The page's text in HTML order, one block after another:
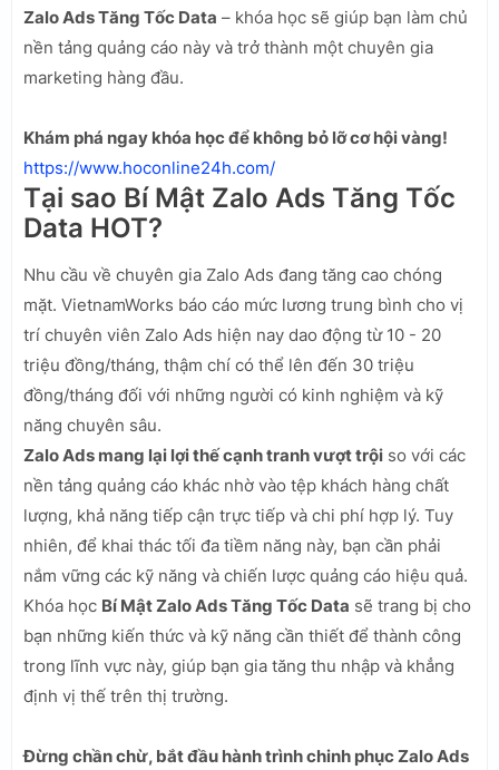
Zalo Ads Tăng Tốc Data – khóa học sẽ giúp bạn làm chủ
nền tảng quảng cáo này và trở thành một chuyên gia
marketing hàng đầu.
Khám phá ngay khóa học để không bỏ lỡ cơ hội vàng!
https://www.hoconline24h.com/
Tại sao Bí Mật Zalo Ads Tăng Tốc
Data HOT?
Nhu cầu về chuyên gia Zalo Ads đang tăng cao chóng
mặt. VietnamWorks báo cáo mức lương trung bình cho vị
trí chuyên viên Zalo Ads hiện nay dao động từ 10 - 20
triệu đồng/tháng, thậm chí có thể lên đến 30 triệu
đồng/tháng đối với những người có kinh nghiệm và kỹ
năng chuyên sâu.
Zalo Ads mang lại lợi thế cạnh tranh vượt trội so với các
nền tảng quảng cáo khác nhờ vào tệp khách hàng chất
lượng, khả năng tiếp cận trực tiếp và chi phí hợp lý. Tuy
nhiên, để khai thác tối đa tiềm năng này, bạn cần phải
nắm vững các kỹ năng và chiến lược quảng cáo hiệu quả.
Khóa học Bí Mật Zalo Ads Tăng Tốc Data sẽ trang bị cho
bạn những kiến thức và kỹ năng cần thiết để thành công
trong lĩnh vực này, giúp bạn gia tăng thu nhập và khẳng
định vị thế trên thị trường.
Đừng chần chừ, bắt đầu hành trình chinh phục Zalo Ads